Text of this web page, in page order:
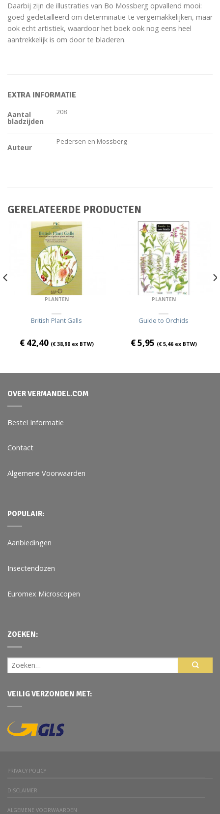
Daarbij zijn de illustraties van Bo Mossberg opvallend mooi:
goed gedetailleerd om determinatie te vergemakkelijken, maar
ook echt artistiek, waardoor het boek ook nog eens heel
aantrekkelijk is om door te bladeren.
EXTRA INFORMATIE
Aantal
bladzijden
208
Auteur
Pedersen en Mossberg
GERELATEERDE PRODUCTEN
PLANTEN
British Plant Galls
€42,40 (€38,90ex BTW)
PLANTEN
Guide to Orchids
€5,95 (€5,46ex BTW)
OVER VERMANDEL.COM
Bestel Informatie
Contact
Algemene Voorwaarden
POPULAIR:
Aanbiedingen
Insectendozen
Euromex Microscopen
ZOEKEN:
VEILIG VERZONDEN MET:
PRIVACY POLICY
DISCLAIMER
ALGEMENE VOORWAARDEN